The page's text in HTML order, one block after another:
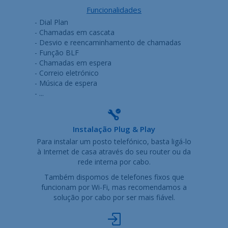
Funcionalidades
- Dial Plan
- Chamadas em cascata
- Desvio e reencaminhamento de chamadas
- Função BLF
- Chamadas em espera
- Correio eletrónico
- Música de espera
- ...
Instalação Plug & Play
Para instalar um posto telefónico, basta ligá-lo
à Internet de casa através do seu router ou da
rede interna por cabo.
Também dispomos de telefones fixos que
funcionam por Wi-Fi, mas recomendamos a
solução por cabo por ser mais fiável.